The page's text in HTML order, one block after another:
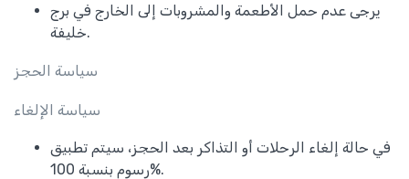
يرجى عدم حمل الأطعمة والمشروبات إلى الخارج في برج
خليفة.
سياسة الحجز
سياسة الإلغاء
في حالة إلغاء الرحلات أو التذاكر بعد الحجز، سيتم تطبيق
رسوم بنسبة 100%.